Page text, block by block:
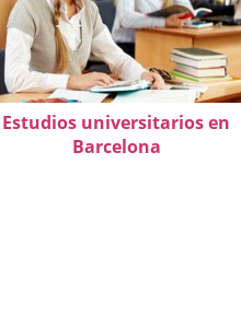
Estudios universitarios en
Barcelona